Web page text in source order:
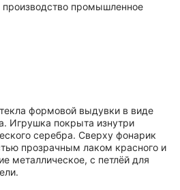
производство промышленное
формовой выдувки в виде
Игрушка покрыта изнутри
серебра. Сверху фонарик
прозрачным лаком красного и
металлическое, с петлёй для